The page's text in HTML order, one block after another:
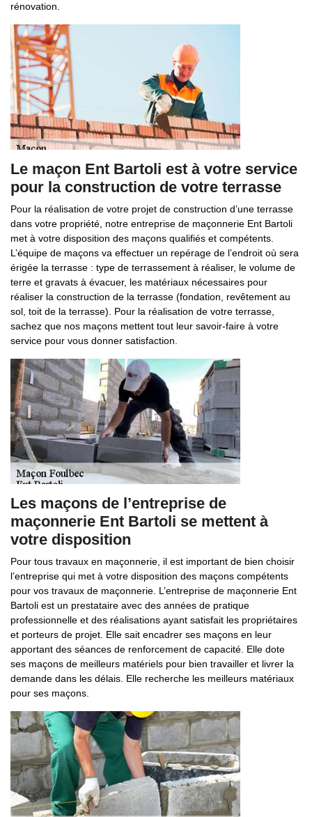
rénovation.
Le maçon Ent Bartoli est à votre service
pour la construction de votre terrasse
Pour la réalisation de votre projet de construction d’une terrasse
dans votre propriété, notre entreprise de maçonnerie Ent Bartoli
met à votre disposition des maçons qualifiés et compétents.
L’équipe de maçons va effectuer un repérage de l’endroit où sera
érigée la terrasse : type de terrassement à réaliser, le volume de
terre et gravats à évacuer, les matériaux nécessaires pour
réaliser la construction de la terrasse (fondation, revêtement au
sol, toit de la terrasse). Pour la réalisation de votre terrasse,
sachez que nos maçons mettent tout leur savoir-faire à votre
service pour vous donner satisfaction.
Les maçons de l’entreprise de
maçonnerie Ent Bartoli se mettent à
votre disposition
Pour tous travaux en maçonnerie, il est important de bien choisir
l’entreprise qui met à votre disposition des maçons compétents
pour vos travaux de maçonnerie. L’entreprise de maçonnerie Ent
Bartoli est un prestataire avec des années de pratique
professionnelle et des réalisations ayant satisfait les propriétaires
et porteurs de projet. Elle sait encadrer ses maçons en leur
apportant des séances de renforcement de capacité. Elle dote
ses maçons de meilleurs matériels pour bien travailler et livrer la
demande dans les délais. Elle recherche les meilleurs matériaux
pour ses maçons.